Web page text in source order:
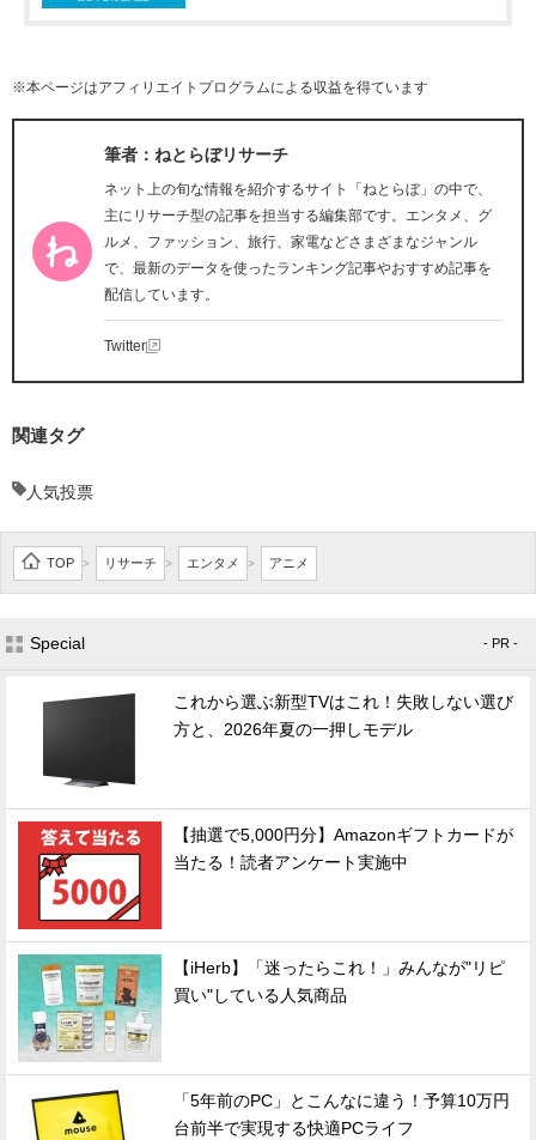
※本ページはアフィリエイトプログラムによる収益を得ています
筆者：ねとらぼリサーチ
ネット上の旬な情報を紹介するサイト「ねとらぼ」の中で、
主にリサーチ型の記事を担当する編集部です。エンタメ、グ
ルメ、ファッション、旅行、家電などさまざまなジャンル
で、最新のデータを使ったランキング記事やおすすめ記事を
配信しています。
Twitter
関連タグ
人気投票
TOP > リサーチ > エンタメ > アニメ
Special - PR -
これから選ぶ新型TVはこれ！失敗しない選び
方と、2026年夏の一押しモデル
【抽選で5,000円分】Amazonギフトカードが
当たる！読者アンケート実施中
【iHerb】「迷ったらこれ！」みんなが"リピ
買い"している人気商品
「5年前のPC」とこんなに違う！予算10万円
台前半で実現する快適PCライフ